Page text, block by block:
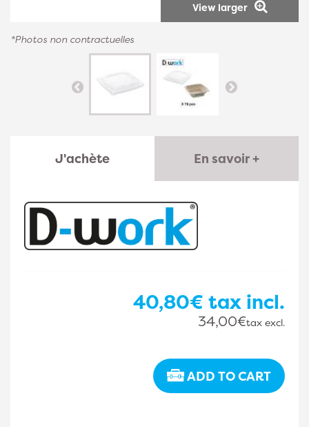
View larger
*Photos non contractuelles
J'achète En savoir +
40,80€ tax incl.
34,00€tax excl.
ADD TO CART